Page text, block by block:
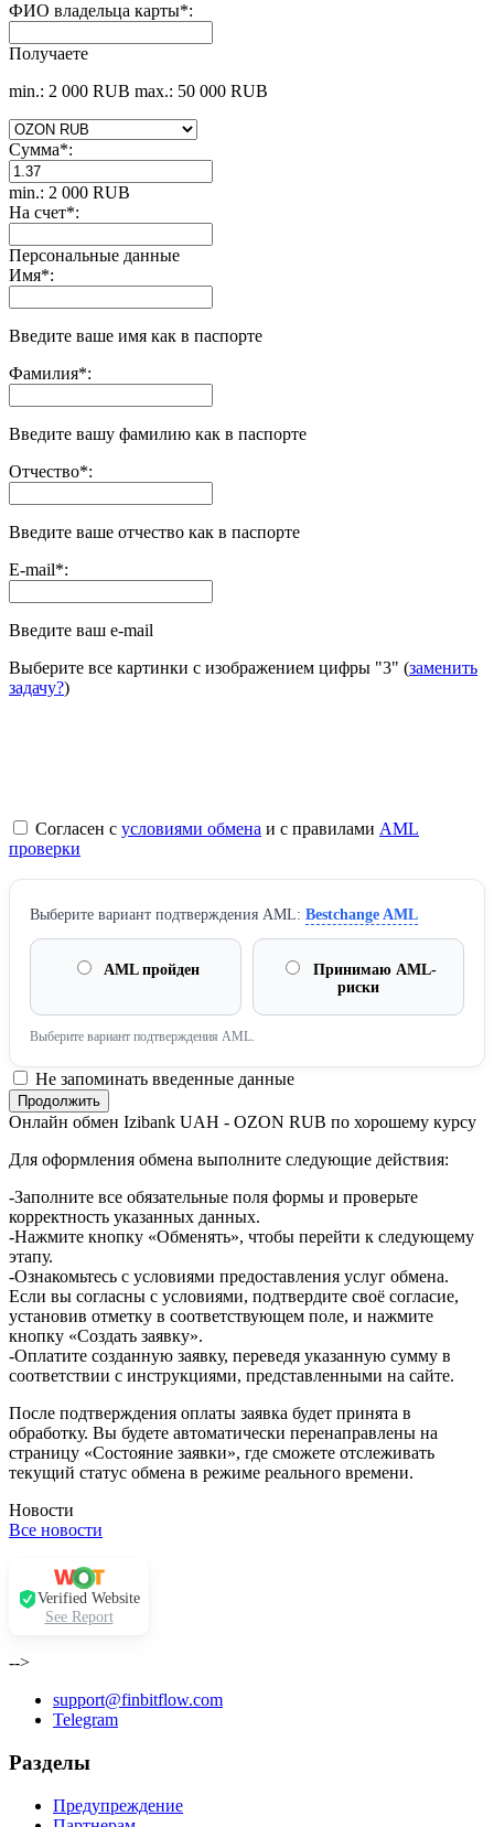
ФИО владельца карты*:
Получаете
min.: 2 000 RUB max.: 50 000 RUB
Сумма*:
min.: 2 000 RUB
На счет*:
Персональные данные
Имя*:
Введите ваше имя как в паспорте
Фамилия*:
Введите вашу фамилию как в паспорте
Отчество*:
Введите ваше отчество как в паспорте
E-mail*:
Введите ваш e-mail
Выберите все картинки с изображением цифры "3" (заменить
задачу?)
Согласен с условиями обмена и с правилами AML
проверки
Выберите вариант подтверждения AML: Bestchange AML
AML пройден
Принимаю AML-
риски
Выберите вариант подтверждения AML.
Не запоминать введенные данные
Онлайн обмен Izibank UAH - OZON RUB по хорошему курсу
Для оформления обмена выполните следующие действия:
-Заполните все обязательные поля формы и проверьте
корректность указанных данных.
-Нажмите кнопку «Обменять», чтобы перейти к следующему
этапу.
-Ознакомьтесь с условиями предоставления услуг обмена.
Если вы согласны с условиями, подтвердите своё согласие,
установив отметку в соответствующем поле, и нажмите
кнопку «Создать заявку».
-Оплатите созданную заявку, переведя указанную сумму в
соответствии с инструкциями, представленными на сайте.
После подтверждения оплаты заявка будет принята в
обработку. Вы будете автоматически перенаправлены на
страницу «Состояние заявки», где сможете отслеживать
текущий статус обмена в режиме реального времени.
Новости
Все новости
Verified Website
See Report
-->
support@finbitflow.com
Telegram
Разделы
Предупреждение